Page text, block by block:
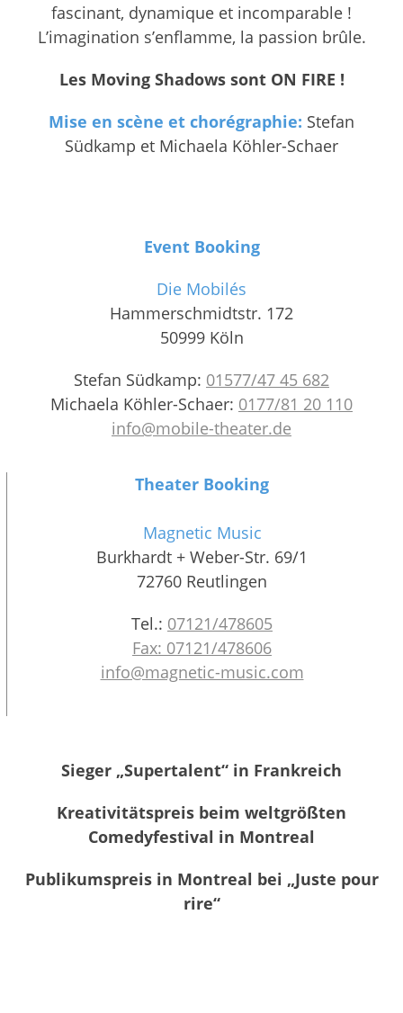
fascinant, dynamique et incomparable !
L’imagination s’enflamme, la passion brûle.
Les Moving Shadows sont ON FIRE !
Mise en scène et chorégraphie: Stefan
Südkamp et Michaela Köhler-Schaer
Event Booking
Die Mobilés
Hammerschmidtstr. 172
50999 Köln
Stefan Südkamp: 01577/47 45 682
Michaela Köhler-Schaer: 0177/81 20 110
info@mobile-theater.de
Theater Booking
Magnetic Music
Burkhardt + Weber-Str. 69/1
72760 Reutlingen
Tel.: 07121/478605
Fax: 07121/478606
info@magnetic-music.com
Sieger „Supertalent“ in Frankreich
Kreativitätspreis beim weltgrößten
Comedyfestival in Montreal
Publikumspreis in Montreal bei „Juste pour
rire“